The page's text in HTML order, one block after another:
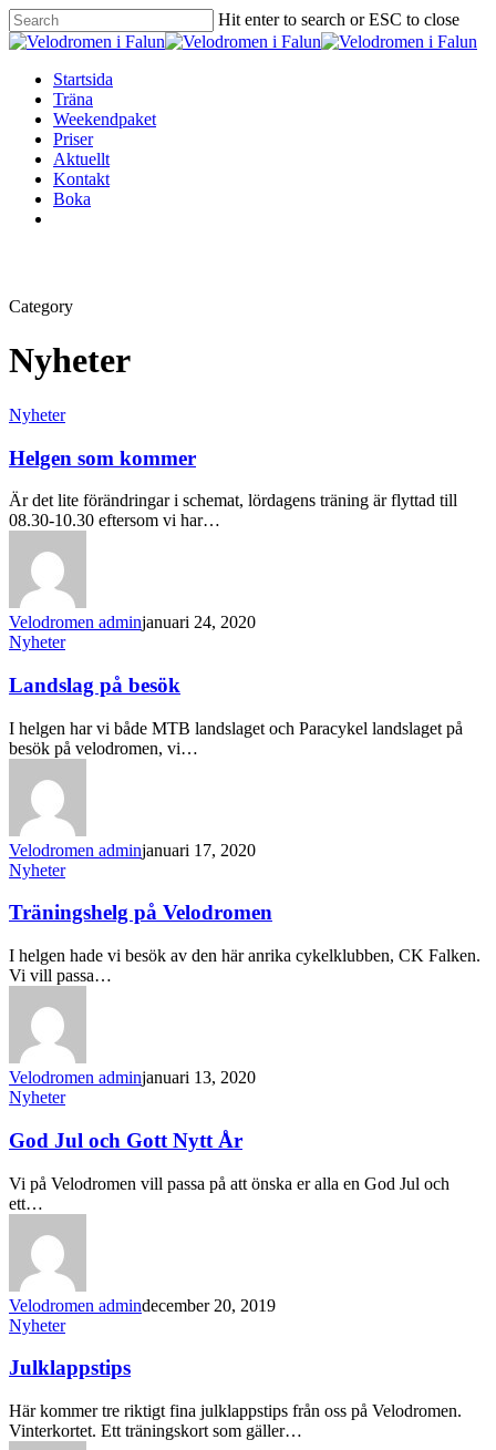
Hit enter to search or ESC to close
Startsida
Träna
Weekendpaket
Priser
Aktuellt
Kontakt
Boka
Category
Nyheter
Nyheter
Helgen som kommer
Är det lite förändringar i schemat, lördagens träning är flyttad till
08.30-10.30 eftersom vi har…
Velodromen adminjanuari 24, 2020
Nyheter
Landslag på besök
I helgen har vi både MTB landslaget och Paracykel landslaget på
besök på velodromen, vi…
Velodromen adminjanuari 17, 2020
Nyheter
Träningshelg på Velodromen
I helgen hade vi besök av den här anrika cykelklubben, CK Falken.
Vi vill passa…
Velodromen adminjanuari 13, 2020
Nyheter
God Jul och Gott Nytt År
Vi på Velodromen vill passa på att önska er alla en God Jul och
ett…
Velodromen admindecember 20, 2019
Nyheter
Julklappstips
Här kommer tre riktigt fina julklappstips från oss på Velodromen.
Vinterkortet. Ett träningskort som gäller…